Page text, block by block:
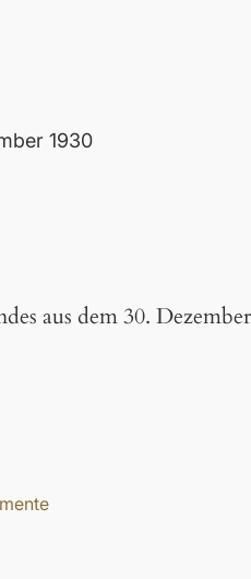
1930
aus dem 30.